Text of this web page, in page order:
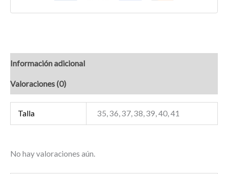
Información adicional
Valoraciones (0)
Talla 35, 36, 37, 38, 39, 40, 41
No hay valoraciones aún.